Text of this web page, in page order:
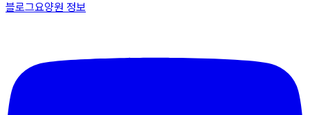
블로그요양원 정보